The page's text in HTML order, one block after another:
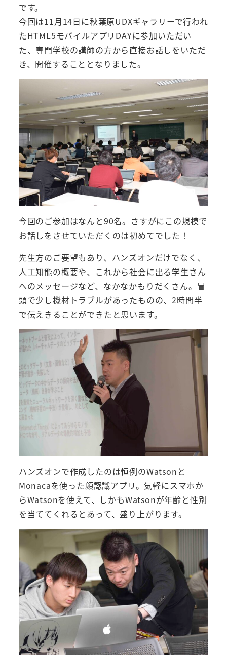
です。
今回は11月14日に秋葉原UDXギャラリーで行われ
たHTML5モバイルアプリDAYに参加いただい
た、専門学校の講師の方から直接お話しをいただ
き、開催することとなりました。
今回のご参加はなんと90名。さすがにこの規模で
お話しをさせていただくのは初めてでした！
先生方のご要望もあり、ハンズオンだけでなく、
人工知能の概要や、これから社会に出る学生さん
へのメッセージなど、なかなかもりだくさん。冒
頭で少し機材トラブルがあったものの、2時間半
で伝えきることができたと思います。
ハンズオンで作成したのは恒例のWatsonと
Monacaを使った顔認識アプリ。気軽にスマホか
らWatsonを使えて、しかもWatsonが年齢と性別
を当ててくれるとあって、盛り上がります。